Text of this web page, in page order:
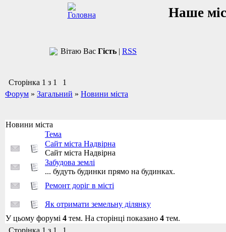
Наше
Вітаю Вас Гість | RSS
Сторінка 1 з 1
1
Форум » Загальний » Новини міста
Новини міста
Тема
Сайт міста Надвірна
Сайт міста Надвірна
Забудова землі
... будуть будинки прямо на будинках.
Ремонт доріг в місті
Як отримати земельну ділянку
У цьому форумі 4 тем. На сторінці показано 4 тем.
Сторінка 1 з 1 1